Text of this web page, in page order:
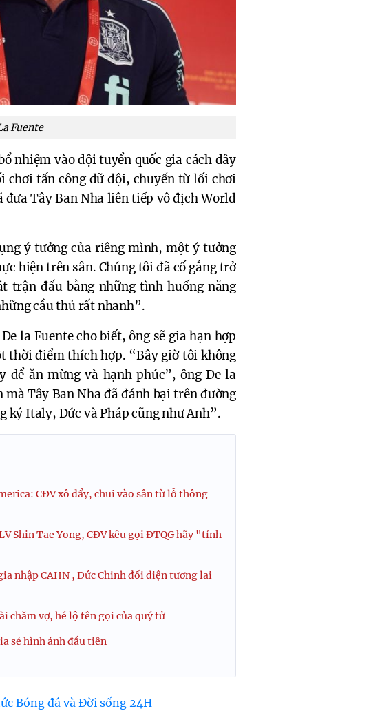
Fuente
nhiệm vào đội tuyển quốc gia cách đây
chơi tấn công dữ dội, chuyển từ lối chơi
Tây Ban Nha liên tiếp vô địch World
ý tưởng của riêng mình, một ý tưởng
hiện trên sân. Chúng tôi đã cố gắng trở
trận đấu bằng những tình huống năng
cầu thủ rất nhanh”.
la Fuente cho biết, ông sẽ gia hạn hợp
thời điểm thích hợp. “Bây giờ tôi không
ăn mừng và hạnh phúc”, ông De la
Tây Ban Nha đã đánh bại trên đường
ký Italy, Đức và Pháp cũng như Anh”.
CĐV xô đẩy, chui vào sân từ lỗ thông
Shin Tae Yong, CĐV kêu gọi ĐTQG hãy "tỉnh
nhập CAHN , Đức Chinh đối diện tương lai
chăm vợ, hé lộ tên gọi của quý tử
sẻ hình ảnh đầu tiên
Bóng đá và Đời sống 24H